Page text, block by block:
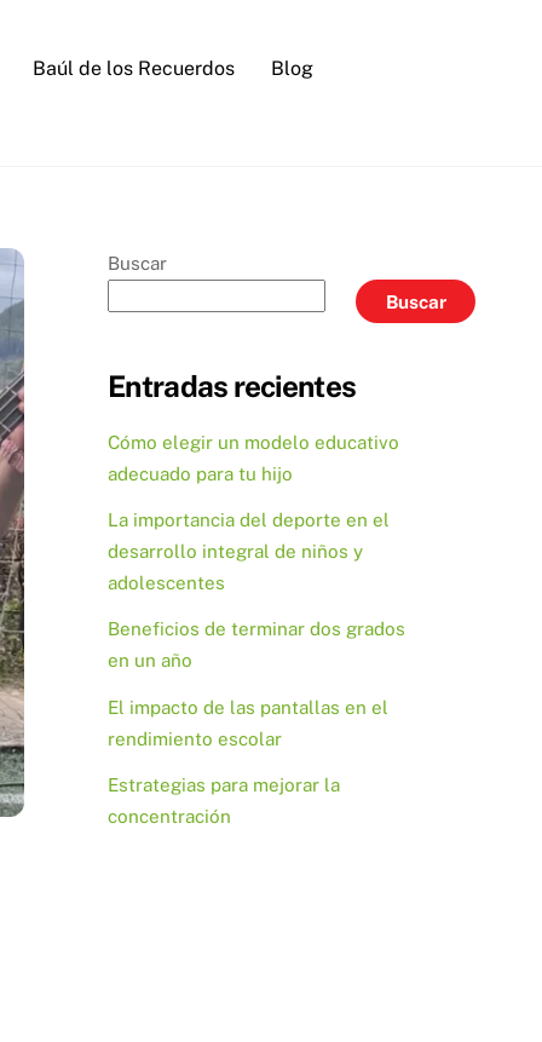
Baúl de los Recuerdos Blog
Buscar
Buscar
Entradas recientes
Cómo elegir un modelo educativo
adecuado para tu hijo
La importancia del deporte en el
desarrollo integral de niños y
adolescentes
Beneficios de terminar dos grados
en un año
El impacto de las pantallas en el
rendimiento escolar
Estrategias para mejorar la
concentración